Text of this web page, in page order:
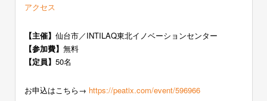
アクセス
【主催】仙台市／INTILAQ東北イノベーションセンター
【参加費】無料
【定員】50名
お申込はこちら→ https://peatix.com/event/596966